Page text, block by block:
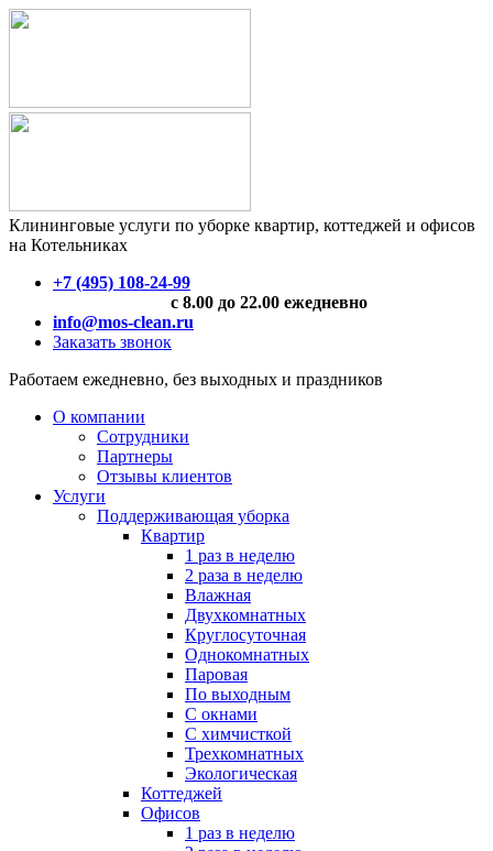
Клининговые услуги по уборке квартир, коттеджей и офисов
на Котельниках
+7 (495) 108-24-99
с 8.00 до 22.00 ежедневно
info@mos-clean.ru
Заказать звонок
Работаем ежедневно, без выходных и праздников
О компании
Сотрудники
Партнеры
Отзывы клиентов
Услуги
Поддерживающая уборка
Квартир
1 раз в неделю
2 раза в неделю
Влажная
Двухкомнатных
Круглосуточная
Однокомнатных
Паровая
По выходным
С окнами
С химчисткой
Трехкомнатных
Экологическая
Коттеджей
Офисов
1 раз в неделю